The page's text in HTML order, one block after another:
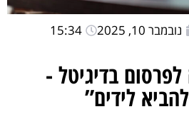
נובמבר 10, 2025 15:34
בדיגיטל -
לידים”